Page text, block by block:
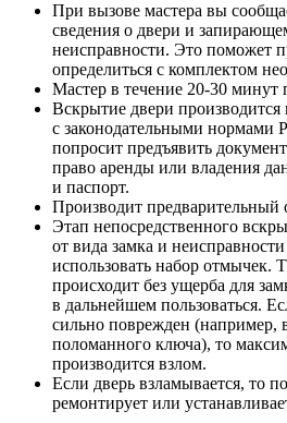
При вызове мастера вы
сведения о двери и
неисправности. Это поможет
определиться с комплектом
Мастер в течение 20-30 минут
Вскрытие двери производится
с законодательными нормами
попросит предъявить
право аренды или владения
и паспорт.
Производит предварительный
Этап непосредственного
от вида замка и
использовать набор отмычек.
происходит без ущерба для
в дальнейшем пользоваться.
сильно поврежден (например,
поломанного ключа), то
производится взлом.
Если дверь взламывается, то
ремонтирует или